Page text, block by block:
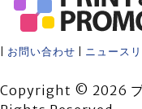
お問い合わせ ニュース
Copyright © 2026 プ